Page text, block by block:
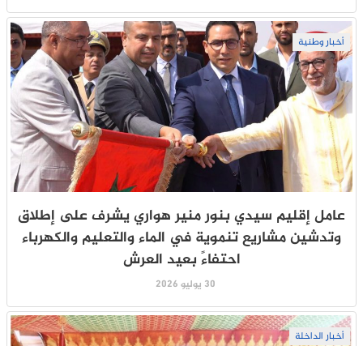
أخبار وطنية
عامل إقليم سيدي بنور منير هواري يشرف على إطلاق
وتدشين مشاريع تنموية في الماء والتعليم والكهرباء
احتفاءً بعيد العرش
30 يوليو 2026
أخبار الداخلة